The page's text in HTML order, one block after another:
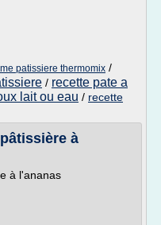
patissiere thermomix /
/ recette pate a
lait ou eau / recette
à
à l'ananas